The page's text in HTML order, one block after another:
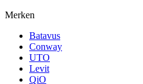
Merken
Batavus
Conway
UTO
Levit
QiO